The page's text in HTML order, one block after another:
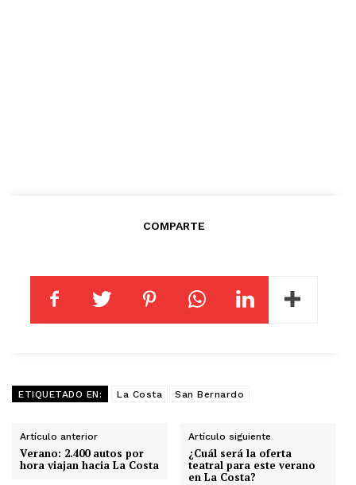
COMPARTE
ETIQUETADO EN: La Costa San Bernardo
Artículo anterior
Verano: 2.400 autos por
hora viajan hacia La Costa
Artículo siguiente
¿Cuál será la oferta
teatral para este verano
en La Costa?